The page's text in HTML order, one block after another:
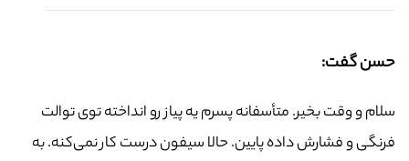
حسن گفت:
سلام و وقت بخیر. متأسفانه پسرم یه پیاز رو انداخته توی توالت
فرنگی و فشارش داده پایین. حالا سیفون درست کار نمی‌کنه. به